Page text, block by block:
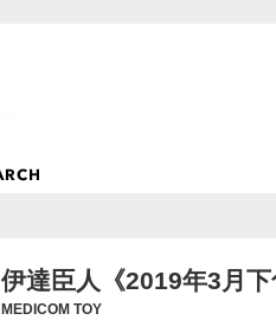
伊達臣人《2019年3月下
MEDICOM TOY